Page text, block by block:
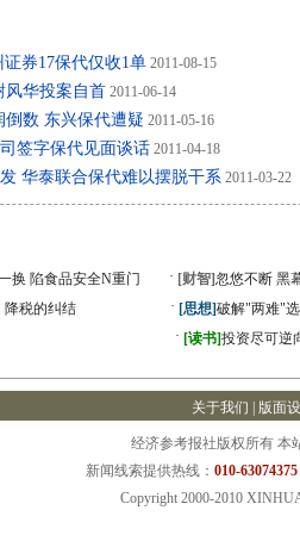
券17保代仅收1单 2011-08-15
风华投案自首 2011-06-14
倒数 东兴保代遭疑 2011-05-16
签字保代见面谈话 2011-04-18
华泰联合保代难以摆脱干系 2011-03-22
换 陷食品安全N重门 · [财智]忽悠不断 黑
降税的纠结 · [思想]破解"两难"
· [读书]投资尽可逆
关于我们 版面
经济参考报社版权所有 本
新闻线索提供热线： 010-
Copyright 2000-2010